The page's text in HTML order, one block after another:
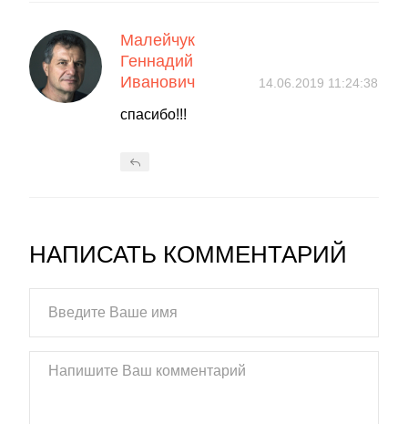
Малейчук
Геннадий
Иванович
14.06.2019 11:24:38
спасибо!!!
НАПИСАТЬ КОММЕНТАРИЙ